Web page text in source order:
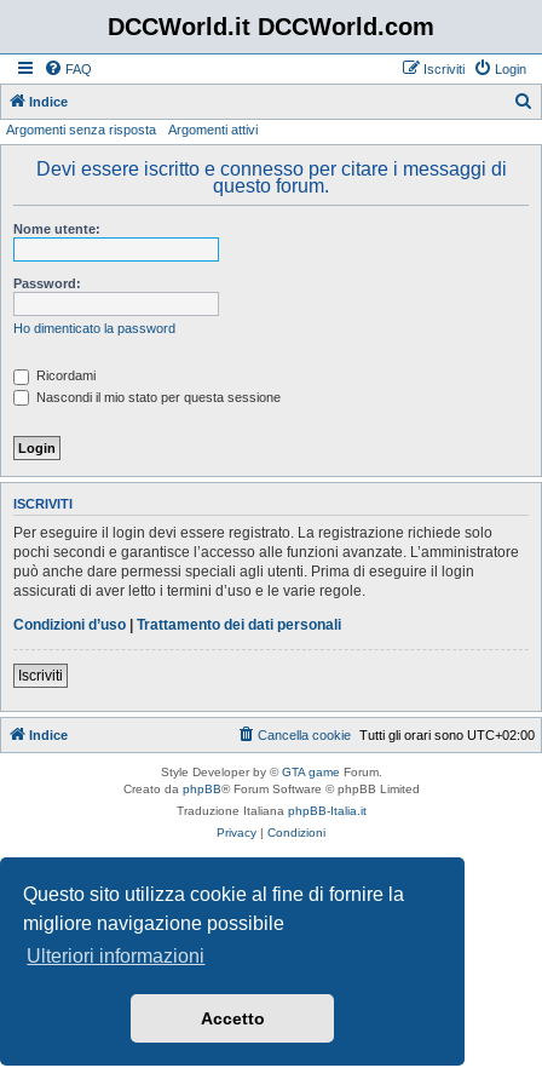
Questo sito utilizza cookie al fine di fornire la
migliore navigazione possibile
Ulteriori informazioni
Accetto
DCCWorld.it DCCWorld.com
FAQ Login
Iscriviti
Indice
Argomenti senza risposta Argomenti attivi
Devi essere iscritto e connesso per citare i messaggi di
questo forum.
Nome utente:
Password:
Ho dimenticato la password
Ricordami
Nascondi il mio stato per questa sessione
ISCRIVITI
Per eseguire il login devi essere registrato. La registrazione richiede solo
pochi secondi e garantisce l’accesso alle funzioni avanzate. L’amministratore
può anche dare permessi speciali agli utenti. Prima di eseguire il login
assicurati di aver letto i termini d’uso e le varie regole.
Condizioni d’uso | Trattamento dei dati personali
Iscriviti
Indice Tutti gli orari sono UTC+02:00
Cancella cookie
Style Developer by ©GTA game Forum.
Creato da phpBB® Forum Software © phpBB Limited
Traduzione Italiana phpBB-Italia.it
Privacy | Condizioni